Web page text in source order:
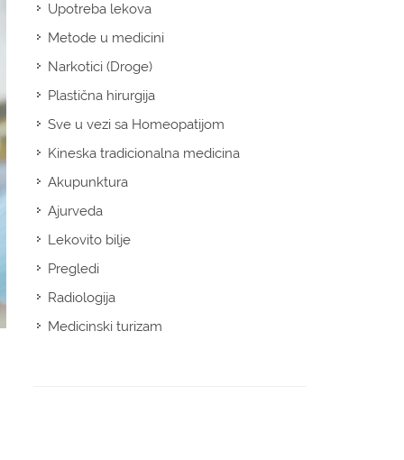
Upotreba lekova
Metode u medicini
Narkotici (Droge)
Plastična hirurgija
Sve u vezi sa Homeopatijom
Kineska tradicionalna medicina
Akupunktura
Ajurveda
Lekovito bilje
Pregledi
Radiologija
Medicinski turizam